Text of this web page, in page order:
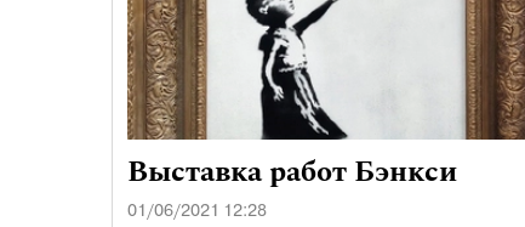
Выставка работ Бэнкси
01/06/2021 12:28